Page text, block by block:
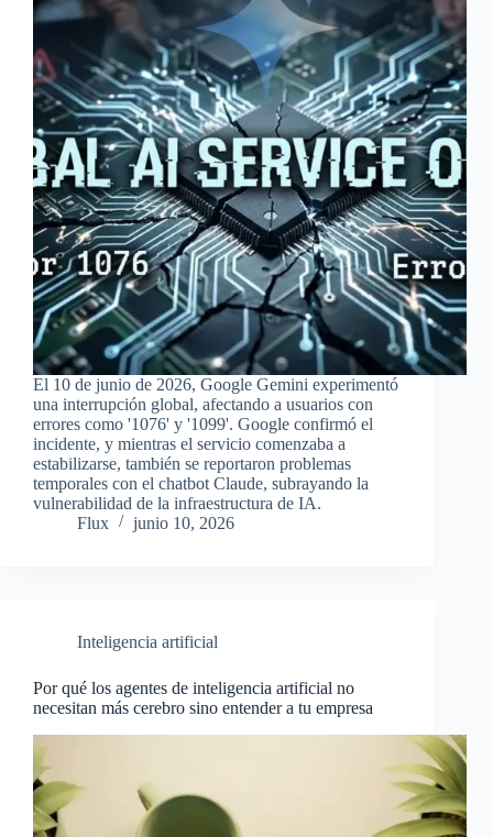
El 10 de junio de 2026, Google Gemini experimentó
una interrupción global, afectando a usuarios con
errores como '1076' y '1099'. Google confirmó el
incidente, y mientras el servicio comenzaba a
estabilizarse, también se reportaron problemas
temporales con el chatbot Claude, subrayando la
vulnerabilidad de la infraestructura de IA.
Flux
junio 10, 2026
Inteligencia artificial
Por qué los agentes de inteligencia artificial no
necesitan más cerebro sino entender a tu empresa